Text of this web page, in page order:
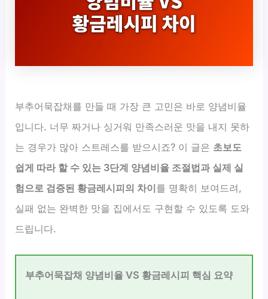
부추어묵잡채를 만들 때 가장 큰 고민은 바로 양념비율
입니다. 너무 짜거나 싱거워 만족스러운 맛을 내지 못하
는 경우가 많아 스트레스를 받으시죠? 이 글은 초보도
쉽게 따라 할 수 있는 3단계 양념비율 조절법과 실제 실
험으로 검증된 황금레시피의 차이를 명확히 보여드려,
실패 없는 완벽한 맛을 집에서도 구현할 수 있도록 도와
드립니다.
부추어묵잡채 양념비율 VS 황금레시피 핵심 요약